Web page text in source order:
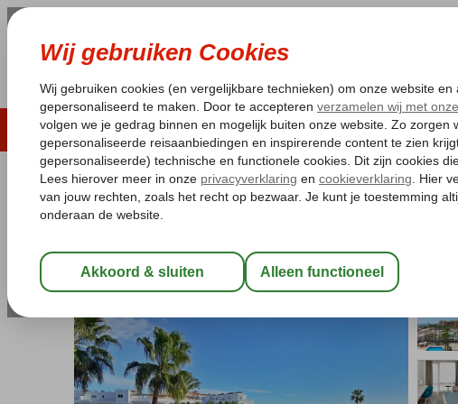
LAST MINUTE ZOMER 2026 ZONVAKANTIE
Pakketgarantie Laagsteprijsgarantie* Gratis annuleren*
Home
Spanje Costa del Sol
Sol Torremolinos Don Pablo
Logies en ontbijt- Hotel